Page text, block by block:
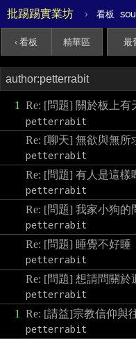
批踢踢實業坊 › 看板
‹ 看板 精華區 最
1
Re: [問題] 關於板上有
petterrabit
Re: [聊天] 無欲與無所
petterrabit
Re: [問題] 有人是這樣
petterrabit
Re: [問題] 我家小狗的
petterrabit
Re: [問題] 睡覺不好睡
petterrabit
Re: [問題] 想請問關於
petterrabit
1
Re: [請益]宗教信仰與
petterrabit